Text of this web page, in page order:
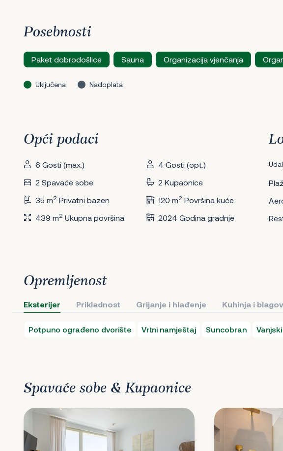
Posebnosti
Paket dobrodošlice Sauna Organizacija vjenčanja
Uključena Nadoplata
Opći podaci
6 Gosti (max.)
4 Gosti (opt.)
2 Spavaće sobe
2 Kupaonice
35 m2 Privatni bazen 120 m2 Površina kuće
439 m2 Ukupna površina 2024 Godina gradnje
Opremljenost
Eksterijer Prikladnost Grijanje i hlađenje Kuhinja i
Potpuno ograđeno dvorište Vrtni namještaj Suncobran
Spavaće sobe & Kupaonice